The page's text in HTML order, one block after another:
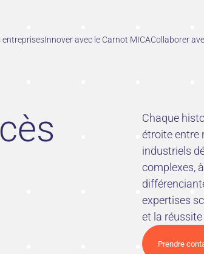
entreprisesInnover avec le Carnot MICACollaborer
Chaque
étroite entre
industriels
complexes,
expertises
et la
Prendre